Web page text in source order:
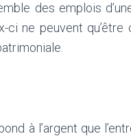
des emplois
ne peuvent
à l’argent que